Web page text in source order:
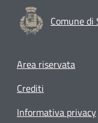
Comune
Footer
Area riservata
Crediti
Informativa privacy